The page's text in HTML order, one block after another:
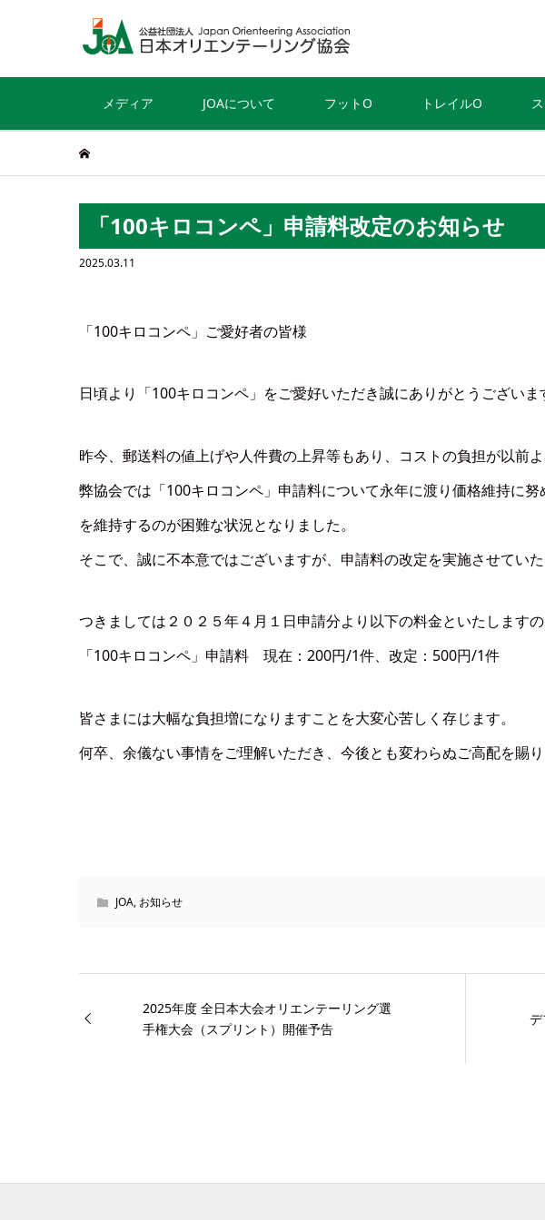
メディア JOAについて フットO トレイルO
「100キロコンペ」申請料改定のお知らせ
2025.03.11
「100キロコンペ」ご愛好者の皆様
日頃より「100キロコンペ」をご愛好いただき誠にありがとうございま
昨今、郵送料の値上げや人件費の上昇等もあり、コストの負担が以前よ
弊協会では「100キロコンペ」申請料について永年に渡り価格維持に
を維持するのが困難な状況となりました。
そこで、誠に不本意ではございますが、申請料の改定を実施させていた
つきましては２０２５年４月１日申請分より以下の料金といたしますの
「100キロコンペ」申請料 現在：200円/1件、改定：500円/1件
皆さまには大幅な負担増になりますことを大変心苦しく存じます。
何卒、余儀ない事情をご理解いただき、今後とも変わらぬご高配を賜
JOA, お知らせ
2025年度 全日本大会オリエンテーリング選
手権大会（スプリント）開催予告